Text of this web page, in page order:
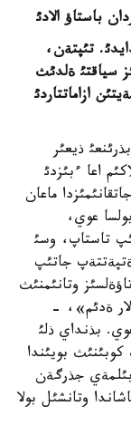
باستاؤ الادئ
تئپتةن،
سياقتئ ةلدئث
ازاماتتاردئ
ذيعئر
اعا ءبئزدئ
ماعان
عوي،
تاستاپ، وسئ
جاتئپ
وتانئمنئث
ةدئم»، -
بذنداي ذلئ
كوبئنئث بويئندا
جذرگةن
وتانشئل بولا